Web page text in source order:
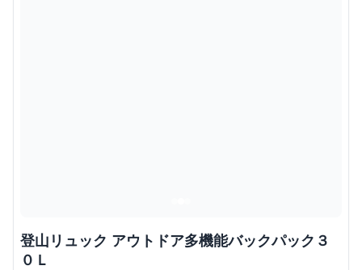
登山リュック アウトドア多機能バックパック３
０Ｌ